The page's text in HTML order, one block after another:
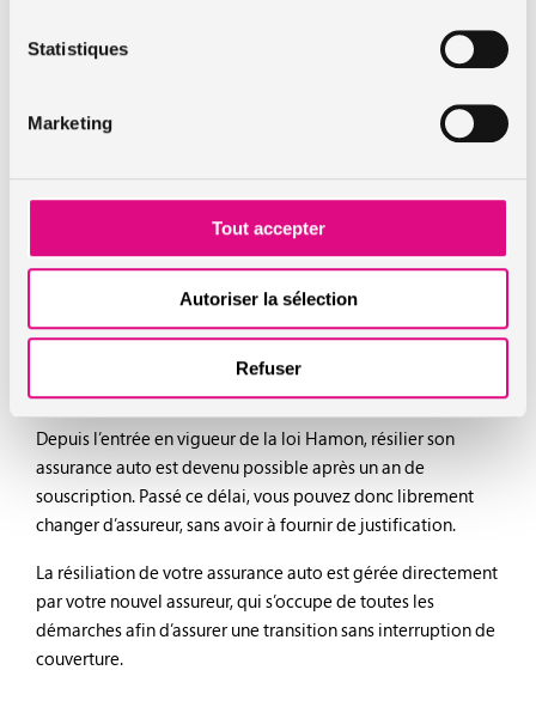
Statistiques
Marketing
Tout accepter
Autoriser la sélection
Refuser
Ils vous seront utiles en cas de contrôle, d’accident ou pour
toute démarche auprès de votre assureur.
Quels documents fournir pour modifier son
contrat d’assurance auto ?
situation personnelle. Que ce soit pour changer d’assureur
ou pour faire évoluer les termes de votre contrat actuel,
certaines démarches administratives s’imposent.
Changer d’assureur : un processus simplifié
Depuis l’entrée en vigueur de la loi Hamon, résilier son
assurance auto est devenu possible après un an de
souscription. Passé ce délai, vous pouvez donc librement
changer d’assureur, sans avoir à fournir de justification.
La résiliation de votre assurance auto est gérée directement
par votre nouvel assureur, qui s’occupe de toutes les
démarches afin d’assurer une transition sans interruption de
couverture.